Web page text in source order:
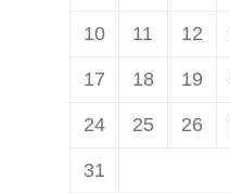
10 11 12
17 18 19
24 25 26
31